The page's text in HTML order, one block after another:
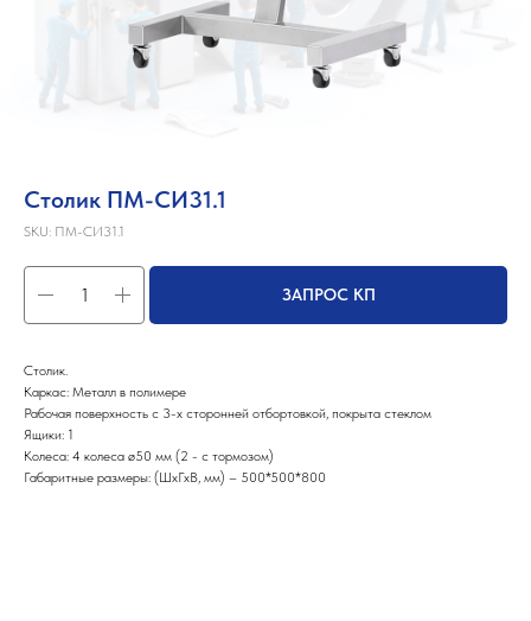
Столик ПМ-СИ31.1
SKU: ПМ-СИ31.1
ЗАПРОС КП
Столик.
Каркас: Металл в полимере
Рабочая поверхность с 3-х сторонней отбортовкой, покрыта стеклом
Ящики: 1
Колеса: 4 колеса ø50 мм (2 - с тормозом)
Габаритные размеры: (ШхГхВ, мм) – 500*500*800